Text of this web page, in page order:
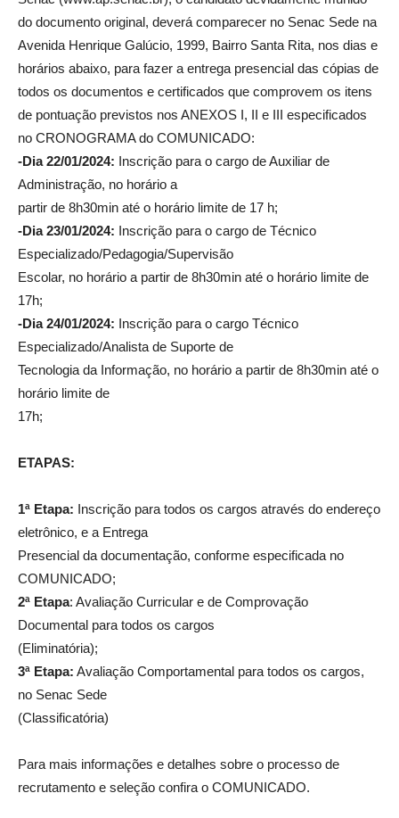
do documento original, deverá comparecer no Senac Sede na
Avenida Henrique Galúcio, 1999, Bairro Santa Rita, nos dias e
horários abaixo, para fazer a entrega presencial das cópias de
todos os documentos e certificados que comprovem os itens
de pontuação previstos nos ANEXOS I, II e III especificados
no CRONOGRAMA do COMUNICADO:
-Dia 22/01/2024: Inscrição para o cargo de Auxiliar de
Administração, no horário a
partir de 8h30min até o horário limite de 17 h;
-Dia 23/01/2024: Inscrição para o cargo de Técnico
Especializado/Pedagogia/Supervisão
Escolar, no horário a partir de 8h30min até o horário limite de
17h;
-Dia 24/01/2024: Inscrição para o cargo Técnico
Especializado/Analista de Suporte de
Tecnologia da Informação, no horário a partir de 8h30min até o
horário limite de
17h;
ETAPAS:
1ª Etapa: Inscrição para todos os cargos através do endereço
eletrônico, e a Entrega
Presencial da documentação, conforme especificada no
COMUNICADO;
2ª Etapa: Avaliação Curricular e de Comprovação
Documental para todos os cargos
(Eliminatória);
3ª Etapa: Avaliação Comportamental para todos os cargos,
no Senac Sede
(Classificatória)
Para mais informações e detalhes sobre o processo de
recrutamento e seleção confira o COMUNICADO.